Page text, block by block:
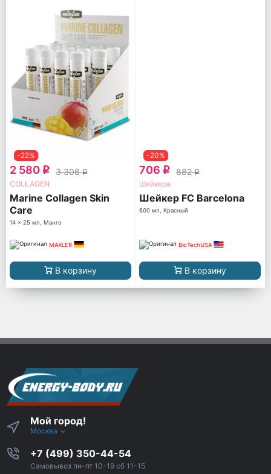
-22%
2 580 q 3 308q
COLLAGEN
Marine Collagen Skin
Care
14 x 25 мл, Манго
MAXLER
В корзину
-20%
706 q 882q
Шейкера
Шейкер FC Barcelona
600 мл, Красный
BioTechUSA
В корзину
Мой город!
Москва
+7 (499) 350-44-54
Самовывоз пн-пт 10-19 сб 11-15